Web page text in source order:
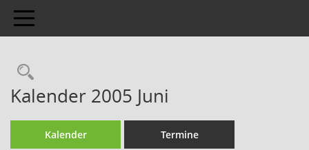
Toggle navigation
Kalender 2005 Juni
Kalender Termine